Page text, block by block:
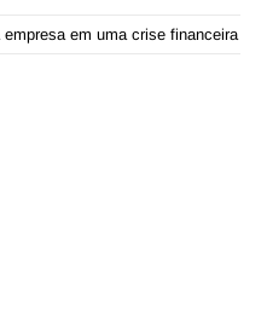
em uma crise financeira